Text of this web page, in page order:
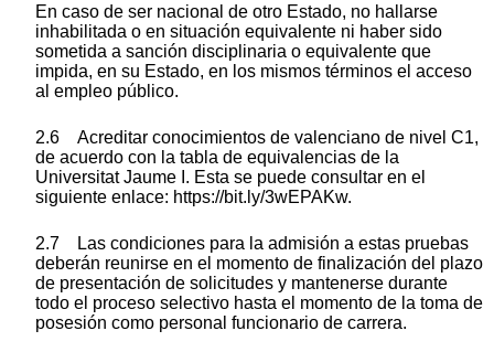
En caso de ser nacional de otro Estado, no hallarse
inhabilitada o en situación equivalente ni haber sido
sometida a sanción disciplinaria o equivalente que
impida, en su Estado, en los mismos términos el acceso
al empleo público.
2.6 Acreditar conocimientos de valenciano de nivel C1,
de acuerdo con la tabla de equivalencias de la
Universitat Jaume I. Esta se puede consultar en el
siguiente enlace: https://bit.ly/3wEPAKw.
2.7 Las condiciones para la admisión a estas pruebas
deberán reunirse en el momento de finalización del plazo
de presentación de solicitudes y mantenerse durante
todo el proceso selectivo hasta el momento de la toma de
posesión como personal funcionario de carrera.